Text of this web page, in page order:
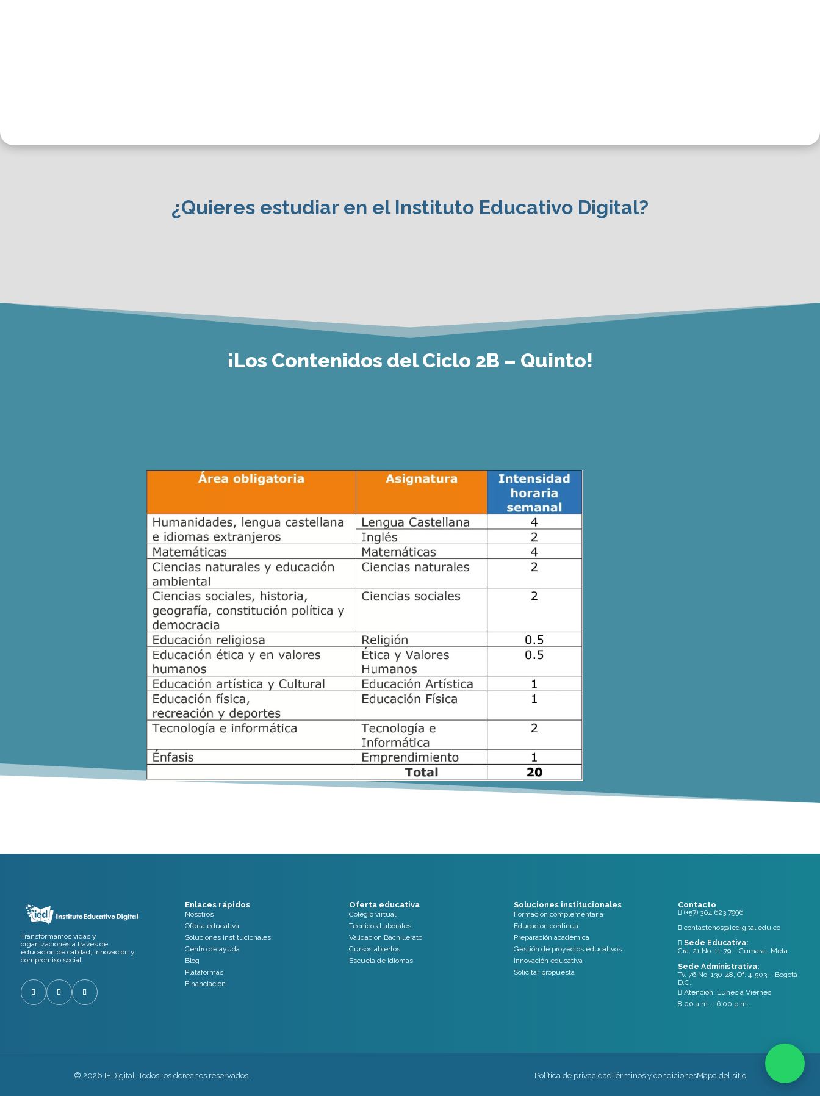
¿Quieres estudiar en el Instituto Educativo Digital?
¡Los Contenidos del Ciclo 2B – Quinto!
Transformamos vidas y
organizaciones a través de
educación de calidad, innovación y
compromiso social.
Enlaces rápidos
Nosotros
Oferta educativa
Soluciones institucionales
Centro de ayuda
Blog
Plataformas
Financiación
Oferta educativa
Colegio virtual
Tecnicos Laborales
Validacion Bachillerato
Cursos abiertos
Escuela de Idiomas
Soluciones institucionales
Formación complementaria
Educación continua
Preparación académica
Gestión de proyectos educativos
Innovación educativa
Solicitar propuesta
Contacto
 (+57) 304 623 7996
 contactenos@iedigital.edu.co
 Sede Educativa:
Cra. 21 No. 11-79 – Cumaral, Meta
Sede Administrativa:
Tv. 76 No. 130-48, Of. 4-503 – Bogotá
D.C.
 Atención: Lunes a Viernes
8:00 a.m. - 6:00 p.m.
© 2026 IEDigital. Todos los derechos reservados. Política de privacidadTérminos y condicionesMapa del sitio